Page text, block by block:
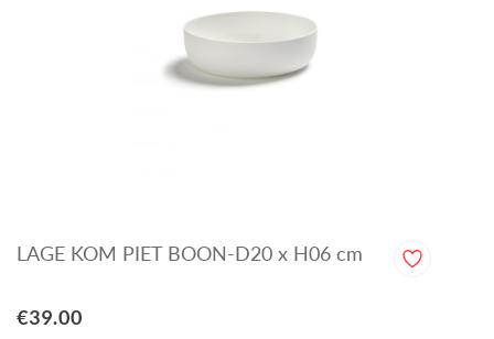
LAGE KOM PIET BOON-D20 x H06 cm
€39.00